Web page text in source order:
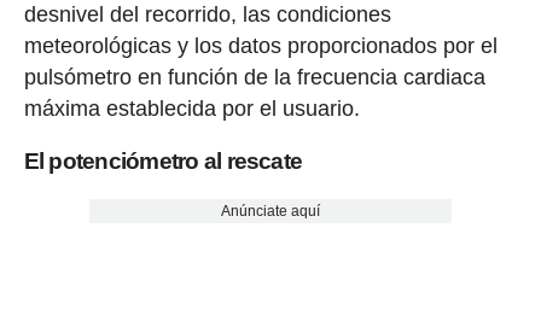
desnivel del recorrido, las condiciones
meteorológicas y los datos proporcionados por el
pulsómetro en función de la frecuencia cardiaca
máxima establecida por el usuario.
El potenciómetro al rescate
Anúnciate aquí